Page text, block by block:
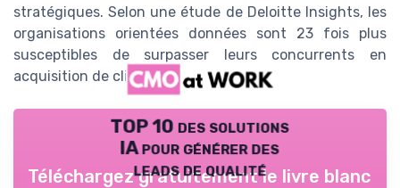
stratégiques. Selon une étude de Deloitte Insights, les
organisations orientées données sont 23 fois plus
susceptibles de surpasser leurs concurrents en
acquisition de clients.
TOP 10 des solutions
IA pour générer des
leads de qualité
Téléchargez gratuitement le livre blanc